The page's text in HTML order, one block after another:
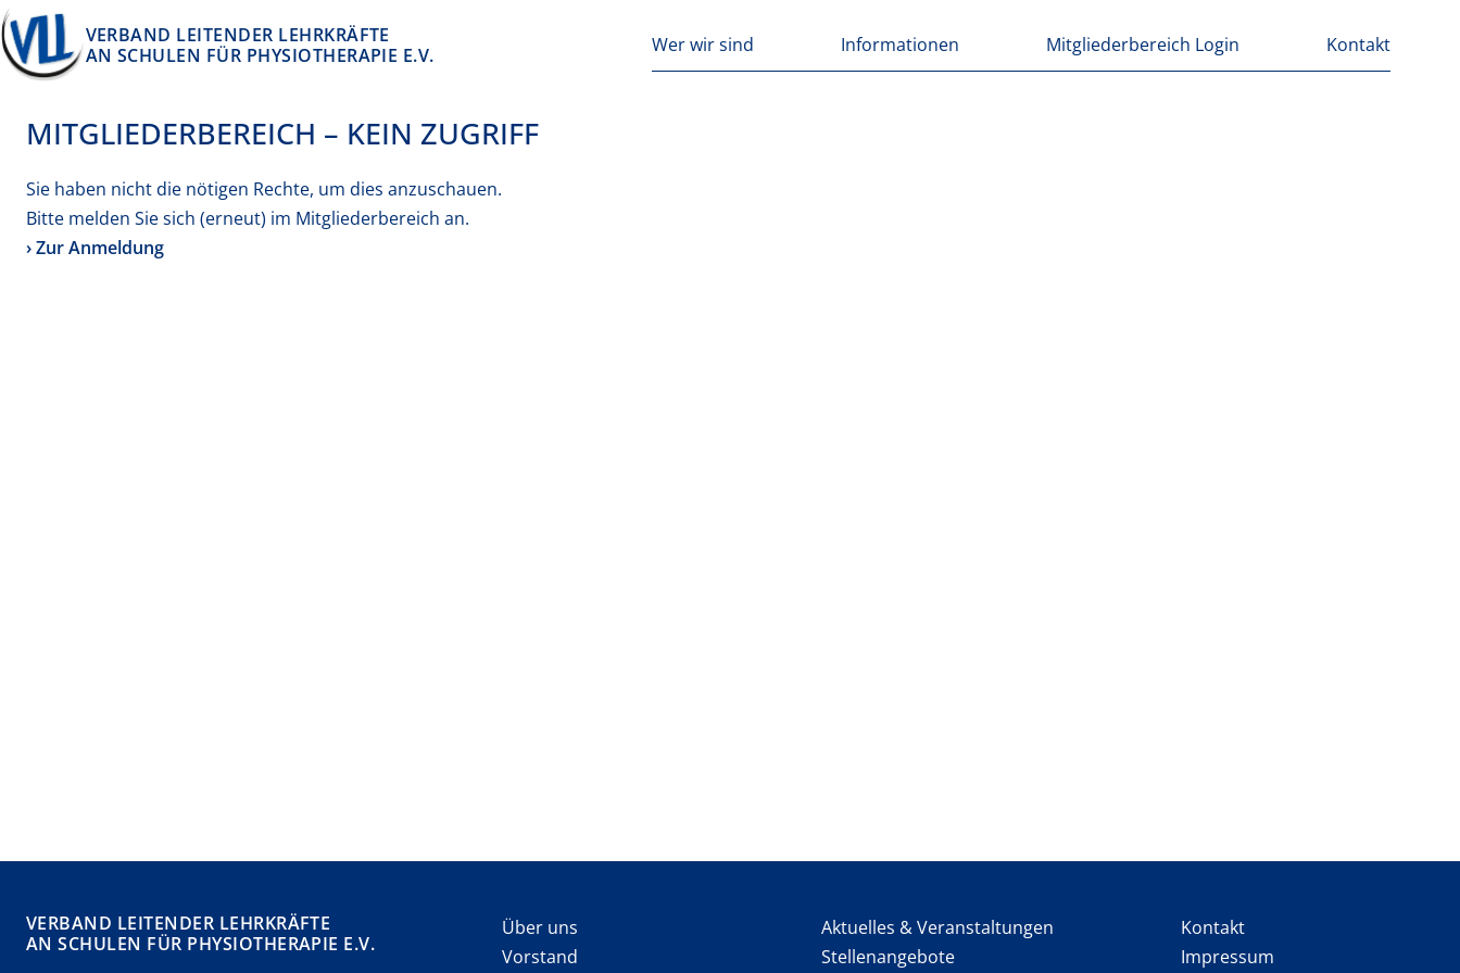
Springe zum Inhalt
VERBAND LEITENDER LEHRKRÄFTE
AN SCHULEN FÜR PHYSIOTHERAPIE E.V.
Wer wir sind Informationen Mitgliederbereich Login Kontakt
MITGLIEDERBEREICH – KEIN ZUGRIFF
Sie haben nicht die nötigen Rechte, um dies anzuschauen.
Bitte melden Sie sich (erneut) im Mitgliederbereich an.
› Zur Anmeldung
VERBAND LEITENDER LEHRKRÄFTE
AN SCHULEN FÜR PHYSIOTHERAPIE E.V.
Über uns
Vorstand
Aktuelles & Veranstaltungen
Stellenangebote
Kontakt
Impressum